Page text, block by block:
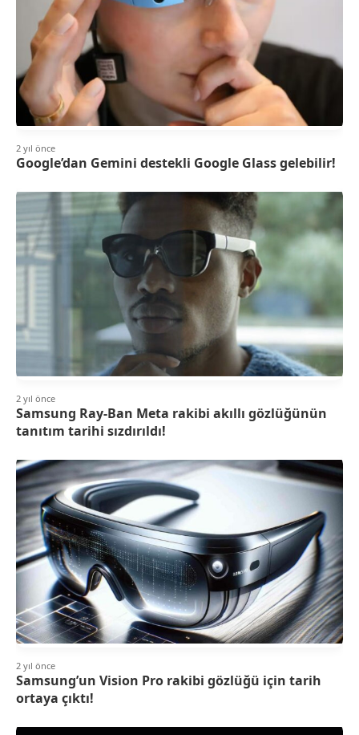
2 yıl önce
Google’dan Gemini destekli Google Glass gelebilir!
2 yıl önce
Samsung Ray-Ban Meta rakibi akıllı gözlüğünün
tanıtım tarihi sızdırıldı!
2 yıl önce
Samsung’un Vision Pro rakibi gözlüğü için tarih
ortaya çıktı!